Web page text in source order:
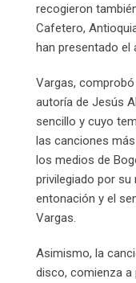
recogieron
Cafetero,
han presentado el
Vargas, comprobó
autoría de Jesús
sencillo y cuyo
las canciones
los medios de
privilegiado por
entonación y el
Vargas.
Asimismo, la
disco, comienza a